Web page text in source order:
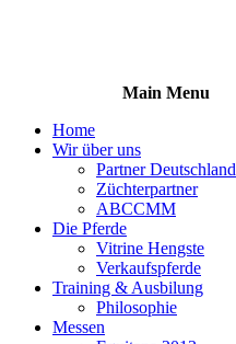
Main Menu
Home
Wir über uns
Partner Deutschland
Züchterpartner
ABCCMM
Die Pferde
Vitrine Hengste
Verkaufspferde
Training & Ausbilung
Philosophie
Messen